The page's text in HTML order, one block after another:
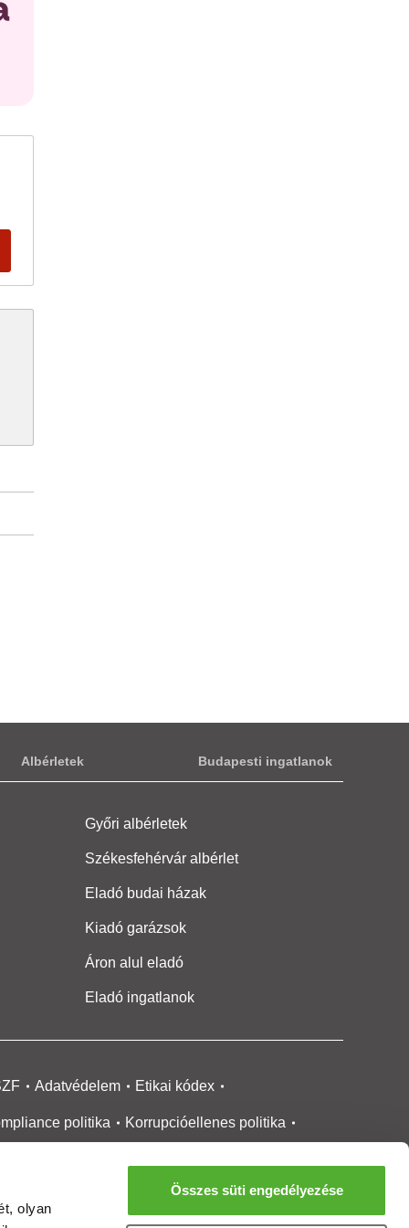
olyan
Összes süti engedélyezése
Albérletek Budapesti ingatlanok
Győri albérletek
Székesfehérvár albérlet
Eladó budai házak
Kiadó garázsok
Áron alul eladó
Eladó ingatlanok
Adatvédelem Etikai kódex
politika Korrupcióellenes politika
Médiaajánlat